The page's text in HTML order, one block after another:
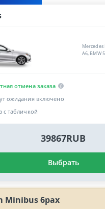
Mercedes
A6, BMW
отмена заказа
ожидания включено
с табличкой
39867RUB
Выбрать
Minibus 6pax